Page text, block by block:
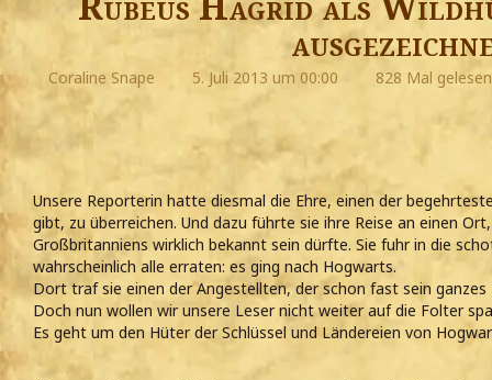
Coraline Snape 5. Juli 2013 um 00:00 828 Mal gelesen
Unsere Reporterin hatte diesmal die Ehre, einen der
gibt, zu überreichen. Und dazu führte sie ihre Reise an einen
Großbritanniens wirklich bekannt sein dürfte. Sie fuhr in die
wahrscheinlich alle erraten: es ging nach Hogwarts.
Dort traf sie einen der Angestellten, der schon fast sein
Doch nun wollen wir unsere Leser nicht weiter auf die Folter
Es geht um den Hüter der Schlüssel und Ländereien von